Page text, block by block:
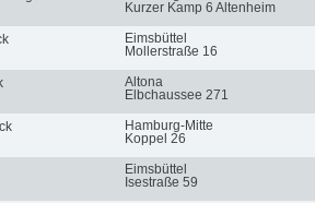
Kurzer Kamp 6 Altenheim
Eimsbüttel
Mollerstraße 16
Altona
Elbchaussee 271
Hamburg-Mitte
Koppel 26
Eimsbüttel
Isestraße 59